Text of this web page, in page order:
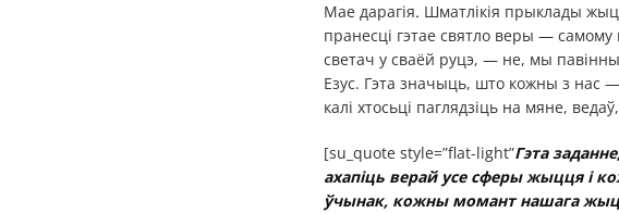
Мае дарагія. Шматлікія прыклады
пранесці гэтае святло веры —
светач у сваёй руцэ, — не, мы
Езус. Гэта значыць, што кожны з нас
калі хтосьці паглядзіць на мяне,
[su_quote style=”flat-light”Гэта
ахапіць верай усе сферы жыцця і
ўчынак, кожны момант нашага